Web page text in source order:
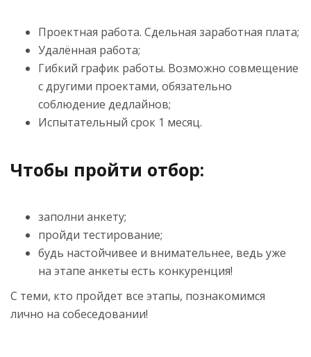
Проектная работа. Сдельная заработная плата;
Удалённая работа;
Гибкий график работы. Возможно совмещение
с другими проектами, обязательно
соблюдение дедлайнов;
Испытательный срок 1 месяц.
Чтобы пройти отбор:
заполни анкету;
пройди тестирование;
будь настойчивее и внимательнее, ведь уже
на этапе анкеты есть конкуренция!
С теми, кто пройдет все этапы, познакомимся
лично на собеседовании!